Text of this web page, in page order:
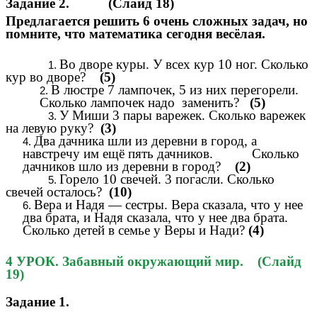
Задание 2. (Слайд 18)
Предлагается решить 6 очень сложных задач, но
помните, что математика сегодня весёлая.
Во дворе куры. У всех кур 10 ног. Сколько
кур во дворе? (5)
В люстре 7 лампочек, 5 из них перегорели.
Сколько лампочек надо заменить? (5)
У Миши 3 пары варежек. Сколько варежек
на левую руку? (3)
Два дачника шли из деревни в город, а
навстречу им ещё пять дачников. Сколько
дачников шло из деревни в город? (2)
Горело 10 свечей. 3 погасли. Сколько
свечей осталось? (10)
Вера и Надя — сестры. Вера сказала, что у нее
два брата, и Надя сказала, что у нее два брата.
Сколько детей в семье у Веры и Нади? (4)
4 УРОК. Забавный окружающий мир. (Слайд
19)
Задание 1.